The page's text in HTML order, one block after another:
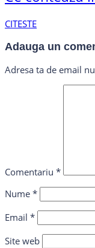
CITESTE
Adauga un
Adresa ta de email
Comentariu *
Nume *
Email *
Site web